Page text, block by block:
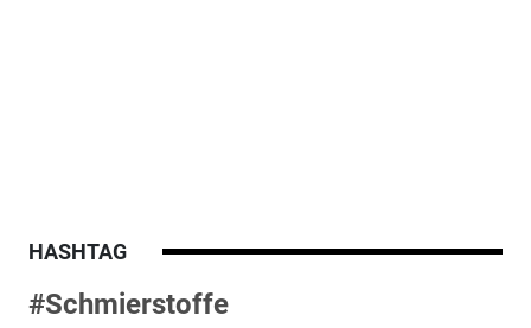
HASHTAG
#Schmierstoffe